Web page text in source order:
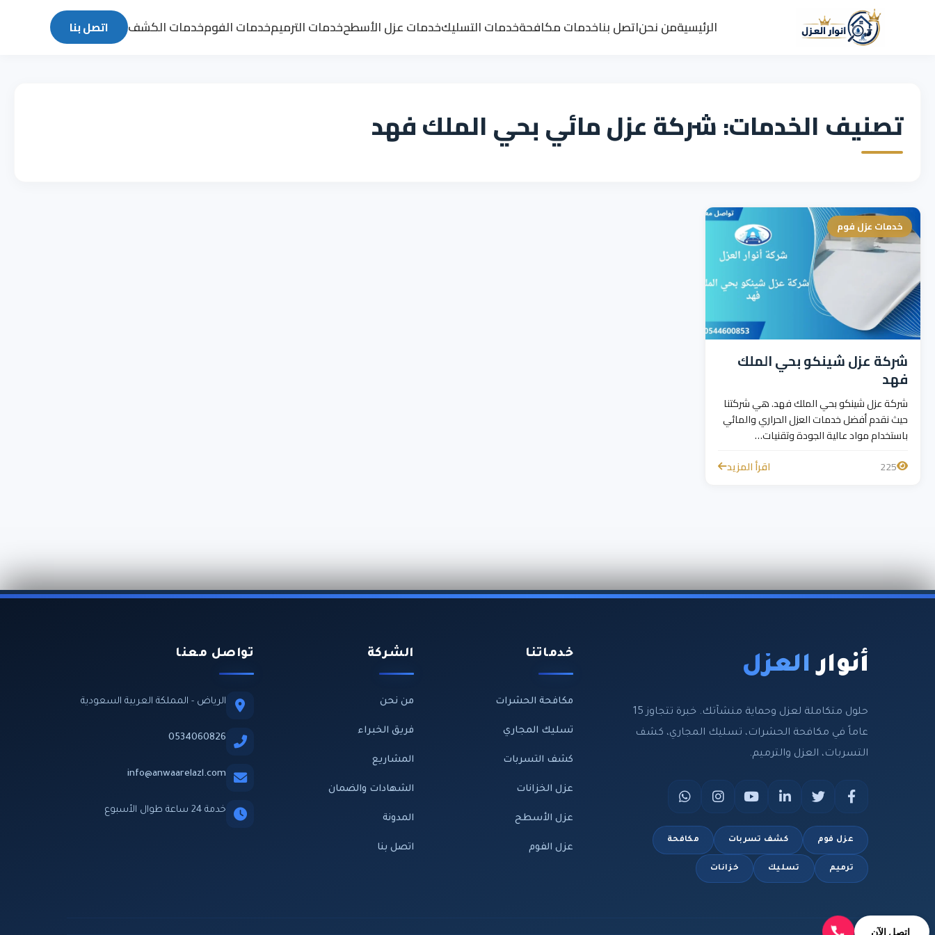
الرئيسيةمن نحناتصل بناخدمات مكافحةخدمات التسليكخدمات عزل الأسطحخدمات الترميمخدمات الفومخدمات الكشف اتصل بنا
تصنيف الخدمات: شركة عزل مائي بحي الملك فهد
خدمات عزل فوم
شركة عزل شينكو بحي الملك
فهد
شركة عزل شينكو بحي الملك فهد. هي شركتنا
حيث نقدم أفضل خدمات العزل الحراري والمائي
باستخدام مواد عالية الجودة وتقنيات…
225
اقرأ المزيد
أنوار العزل
حلول متكاملة لعزل وحماية منشآتك. خبرة تتجاوز 15
عاماً في مكافحة الحشرات، تسليك المجاري، كشف
التسربات، العزل والترميم.
عزل فوم كشف تسربات مكافحة
ترميم تسليك خزانات
خدماتنا
مكافحة الحشرات
تسليك المجاري
كشف التسربات
عزل الخزانات
عزل الأسطح
عزل الفوم
الشركة
من نحن
فريق الخبراء
المشاريع
الشهادات والضمان
المدونة
اتصل بنا
تواصل معنا
الرياض - المملكة العربية السعودية
0534060826
info@anwaarelazl.com
خدمة 24 ساعة طوال الأسبوع
اتصل الآن